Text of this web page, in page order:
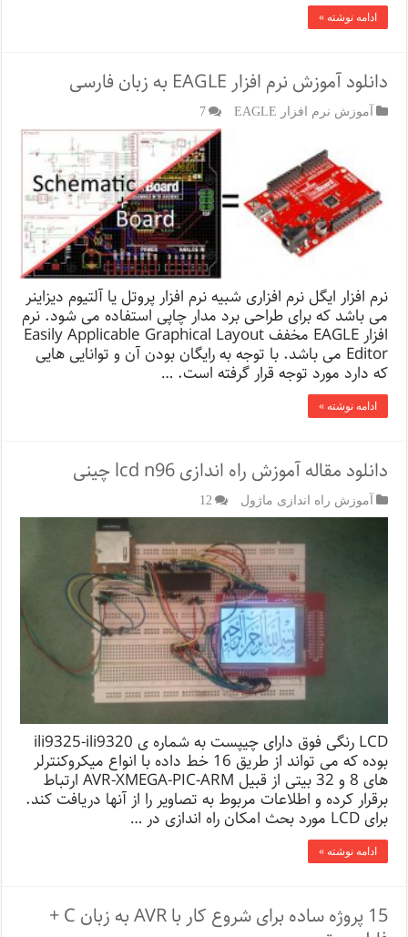
ادامه نوشته »
دانلود آموزش نرم افزار EAGLE به زبان فارسی
آموزش نرم افزار EAGLE 7
نرم افزار ایگل نرم افزاری شبیه نرم افزار پروتل یا آلتیوم دیزاینر
می باشد که برای طراحی برد مدار چاپی استفاده می شود. نرم
افزار EAGLE مخفف Easily Applicable Graphical Layout
Editor می باشد. با توجه به رایگان بودن آن و توانایی هایی
که دارد مورد توجه قرار گرفته است. …
ادامه نوشته »
دانلود مقاله آموزش راه اندازی lcd n96 چینی
آموزش راه اندازی ماژول 12
LCD رنگی فوق دارای چیپست به شماره ی ili9325-ili9320
بوده که می تواند از طریق 16 خط داده با انواع میکروکنترلر
های 8 و 32 بیتی از قبیل AVR-XMEGA-PIC-ARM ارتباط
برقرار کرده و اطلاعات مربوط به تصاویر را از آنها دریافت کند.
برای LCD مورد بحث امکان راه اندازی در …
ادامه نوشته »
15 پروژه ساده برای شروع کار با AVR به زبان C +